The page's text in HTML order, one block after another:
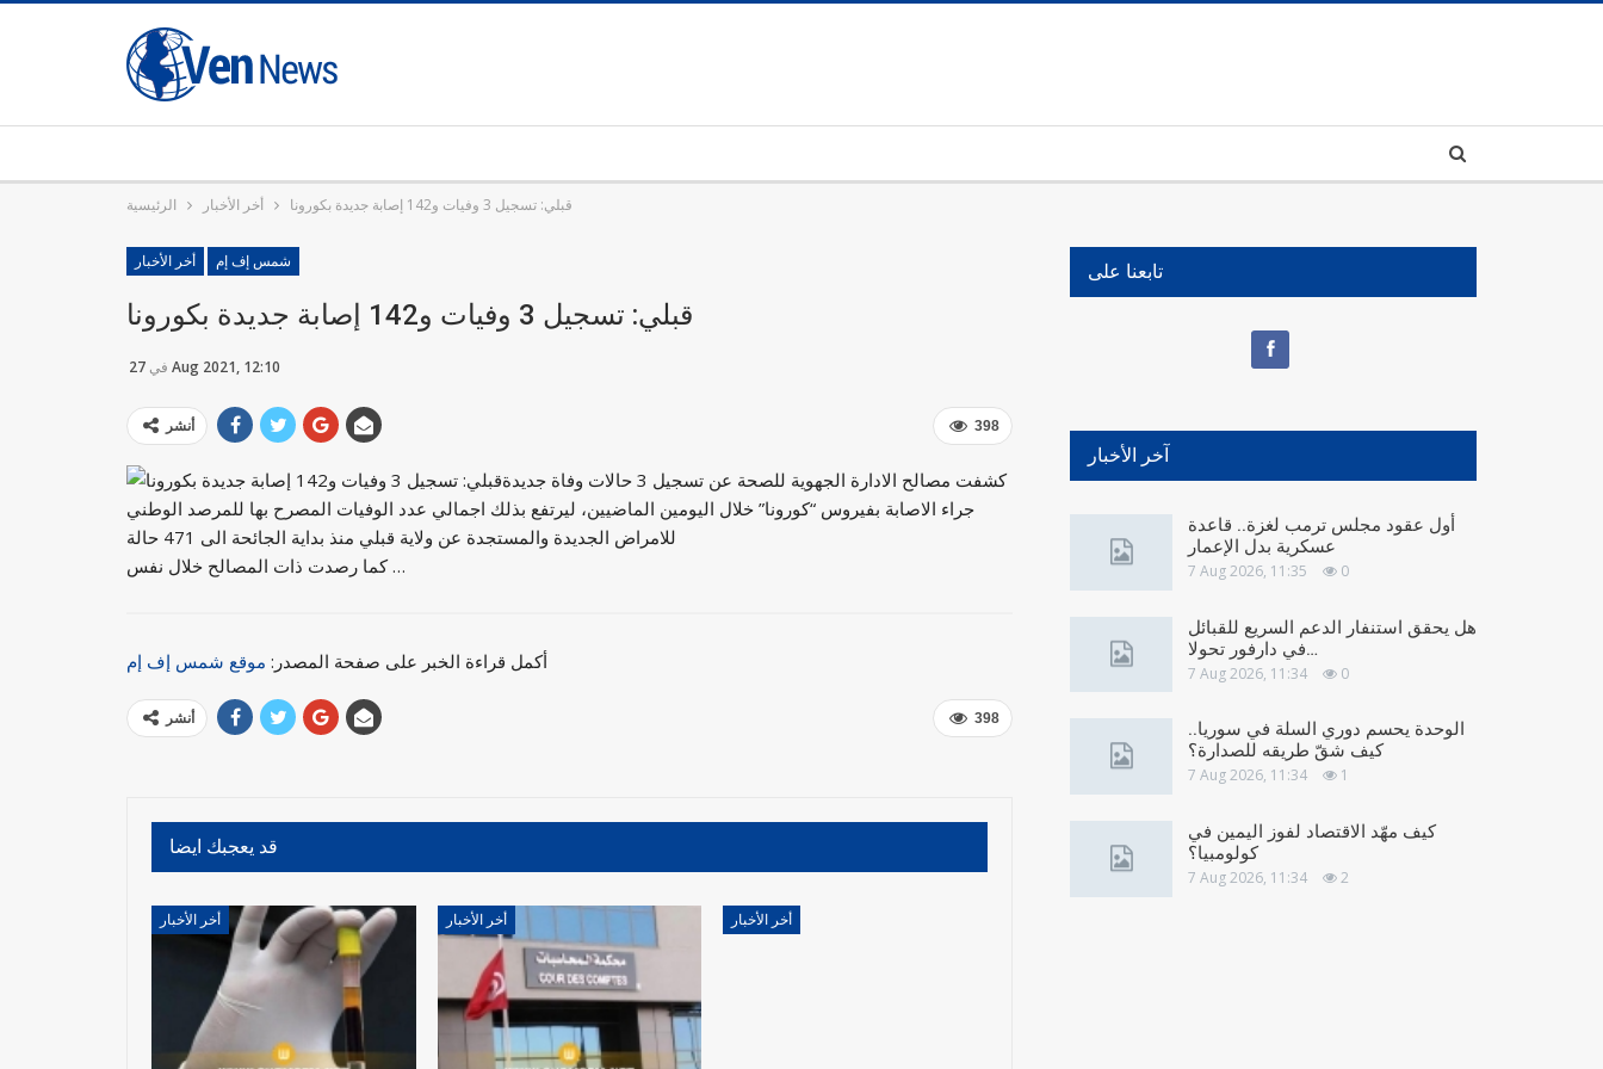
الرئيسية أخر الأخبار قبلي: تسجيل 3 وفيات و142 إصابة جديدة بكورونا
أخر الأخبار شمس إف إم
قبلي: تسجيل 3 وفيات و142 إصابة جديدة بكورونا
في 27 Aug 2021, 12:10
398 أنشر
كشفت مصالح الادارة الجهوية للصحة عن تسجيل 3 حالات وفاة جديدة
جراء الاصابة بفيروس “كورونا” خلال اليومين الماضيين، ليرتفع بذلك اجمالي عدد الوفيات المصرح بها للمرصد الوطني
للامراض الجديدة والمستجدة عن ولاية قبلي منذ بداية الجائحة الى 471 حالة
كما رصدت ذات المصالح خلال نفس …
أكمل قراءة الخبر على صفحة المصدر: موقع شمس إف إم
398 أنشر
قد يعجبك ايضا
أخر الأخبار أخر الأخبار أخر الأخبار
تابعنا على
آخر الأخبار
أول عقود مجلس ترمب لغزة.. قاعدة
عسكرية بدل الإعمار
7 Aug 2026, 11:35 0
هل يحقق استنفار الدعم السريع للقبائل
في دارفور تحولا…
7 Aug 2026, 11:34 0
الوحدة يحسم دوري السلة في سوريا..
كيف شقّ طريقه للصدارة؟
7 Aug 2026, 11:34 1
كيف مهّد الاقتصاد لفوز اليمين في
كولومبيا؟
7 Aug 2026, 11:34 2